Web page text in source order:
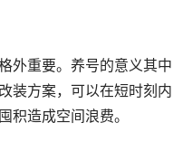
外重要。养号的意义其中
装方案，可以在短时刻内
积造成空间浪费。